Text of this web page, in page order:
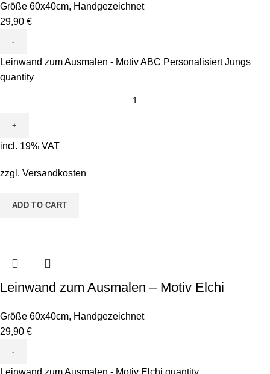
Größe 60x40cm, Handgezeichnet
29,90 €
Leinwand zum Ausmalen - Motiv ABC Personalisiert Jungs
quantity
incl. 19% VAT
zzgl. Versandkosten
ADD TO CART
Leinwand zum Ausmalen – Motiv Elchi
Größe 60x40cm, Handgezeichnet
29,90 €
Leinwand zum Ausmalen - Motiv Elchi quantity